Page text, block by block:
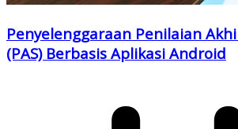
Penyelenggaraan Penilaian
(PAS) Berbasis Aplikasi Android